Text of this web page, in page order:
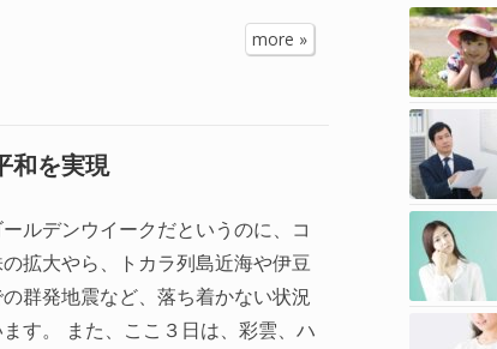
more »
和を実現
ルデンウイークだというのに、コ
拡大やら、トカラ列島近海や伊豆
群発地震など、落ち着かない状況
す。 また、ここ３日は、彩雲、ハ